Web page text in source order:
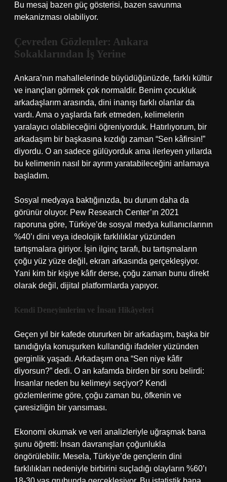
Bu mesaj bazen güç gösterisi, bazen savunma
mekanizması olabiliyor.
Çevreden Gözlemler: Ankara
Sokaklarından İş Yerine
Ankara’nın mahallelerinde büyüdüğünüzde, farklı kültür
ve inançları görmek çok normaldir. Benim çocukluk
arkadaşlarım arasında, dini inanışı farklı olanlar da
vardı. Ama o yaşlarda fark etmeden, kelimelerin
yaralayıcı olabileceğini öğreniyorduk. Hatırlıyorum, bir
arkadaşım bir başkasına kızdığı zaman “Sen kâfirsin!”
diyordu. O an sadece gülüyorduk ama ilerleyen yıllarda
bu kelimenin nasıl bir ayrım yaratabileceğini anlamaya
başladım.
Sosyal medyaya baktığınızda, bu durum daha da
görünür oluyor. Pew Research Center’ın 2021
raporuna göre, Türkiye’de sosyal medya kullanıcılarının
%40’ı dini veya ideolojik farklılıklar yüzünden
tartışmalara giriyor. İşin ilginç tarafı, bu tartışmaların
çoğu yüz yüze değil, ekran arkasında gerçekleşiyor.
Yani kim bir kişiye kâfir derse, çoğu zaman bunu direkt
olarak değil, dijital platformlarda yapıyor.
Kendi Deneyimlerim ve İnsan Hikâyeleri
Geçen yıl bir kafede otururken bir arkadaşım, başka bir
tanıdığıyla konuşurken kullandığı ifadeler yüzünden
gerginlik yaşadı. Arkadaşım ona “Sen niye kâfir
diyorsun?” dedi. O an kafamda birden bir soru belirdi:
İnsanlar neden bu kelimeyi seçiyor? Kendi
gözlemlerime göre, çoğu zaman bu, öfkenin ve
çaresizliğin bir yansıması.
Ekonomi okumak ve veri analizleriyle uğraşmak bana
şunu öğretti: İnsan davranışları çoğunlukla
öngörülebilir. Mesela, Türkiye’de gençlerin dini
farklılıkları nedeniyle birbirini suçladığı olayların %60’ı